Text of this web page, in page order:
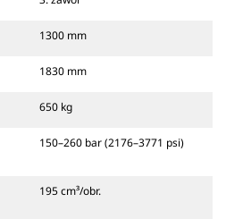
1300 mm
1830 mm
650 kg
150–260 bar (2176–3771 psi)
195 cm³/obr.